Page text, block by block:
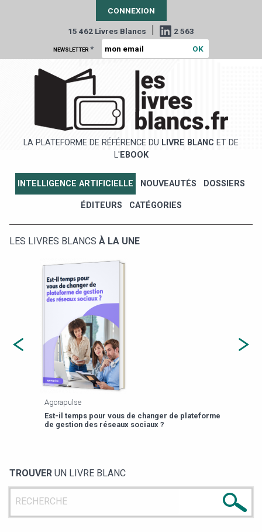
CONNEXION
15 462 Livres Blancs | 2 563
NEWSLETTER *
LA PLATEFORME DE RÉFÉRENCE DU LIVRE BLANC ET DE
L' EBOOK
INTELLIGENCE ARTIFICIELLE NOUVEAUTÉS DOSSIERS
ÉDITEURS CATÉGORIES
LES LIVRES BLANCS À LA UNE
Agorapulse
Est-il temps pour vous de changer de plateforme
de gestion des réseaux sociaux ?
TROUVER UN LIVRE BLANC